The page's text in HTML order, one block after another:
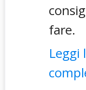
fare.
Leggi